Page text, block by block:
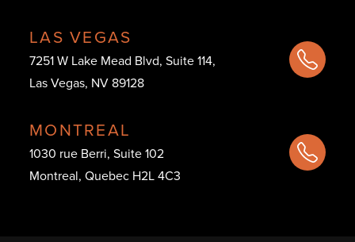
LAS VEGAS
7251 W Lake Mead Blvd, Suite 114,
Las Vegas, NV 89128
MONTREAL
1030 rue Berri, Suite 102
Montreal, Quebec H2L 4C3